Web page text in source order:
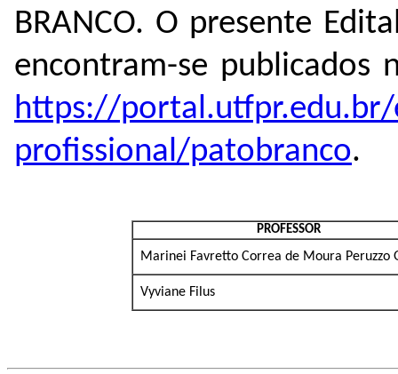
BRANCO. O presente
encontram-se publicados
https://portal.utfpr.edu.br/
profissional/patobranco.
PROFESSOR
Marinei Favretto Correa de Moura Peruzzo
Vyviane Filus